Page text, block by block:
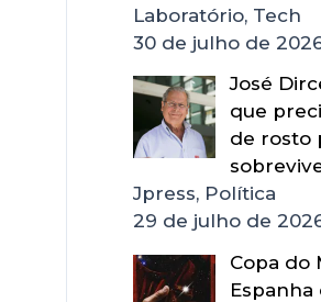
Laboratório, Tech
30 de julho de
José
que
de rosto
Jpress, Política
29 de julho de
Copa do
Espanha